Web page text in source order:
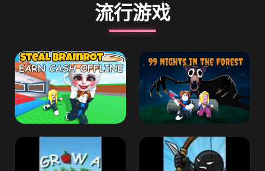
流行游戏